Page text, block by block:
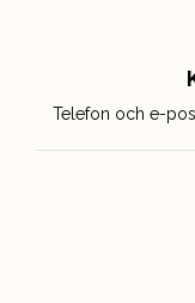
Telefon och e-